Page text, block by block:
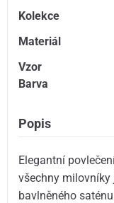
Kolekce
Materiál
Vzor
Barva
Popis
Elegantní
všechny
bavlněného